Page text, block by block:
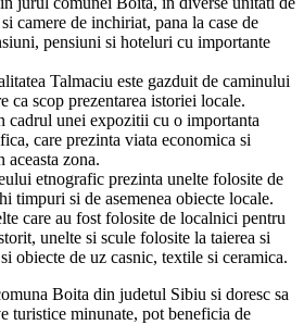
camere de inchiriat, pana la case de
pensiuni si hoteluri cu importante
Talmaciu este gazduit de caminului
ca scop prezentarea istoriei locale.
cadrul unei expozitii cu o importanta
care prezinta viata economica si
zona.
etnografic prezinta unelte folosite de
timpuri si de asemenea obiecte locale.
care au fost folosite de localnici pentru
unelte si scule folosite la taierea si
obiecte de uz casnic, textile si ceramica.
Boita din judetul Sibiu si doresc sa
turistice minunate, pot beneficia de